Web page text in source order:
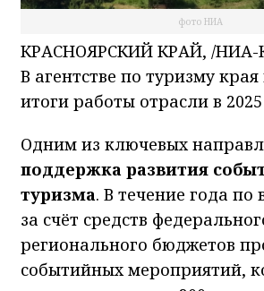
фото НИА
КРАСНОЯРСКИЙ КРАЙ, /НИА-
В агентстве по туризму
итоги работы отрасли в 2025
Одним из ключевых
поддержка развития
туризма. В течение года по
за счёт средств
регионального бюджетов
событийных мероприятий,